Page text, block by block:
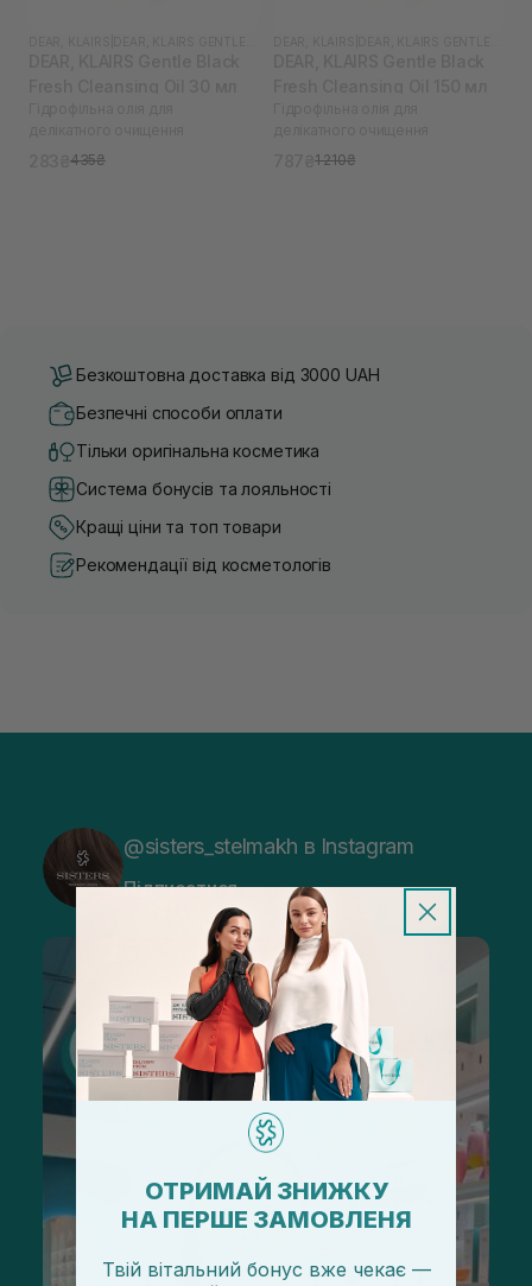
435₴ 1 210₴
Безкоштовна доставка від 3000 UAH
Безпечні способи оплати
Тільки оригінальна косметика
Система бонусів та лояльності
Кращі ціни та топ товари
Рекомендації від косметологів
@sisters_stelmakh в Instagram
Підписатися
ОТРИМАЙ ЗНИЖКУ
НА ПЕРШЕ ЗАМОВЛЕНЯ
Твій вітальний бонус вже чекає —